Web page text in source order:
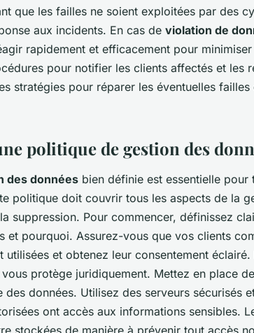
que les failles ne soient exploitées par des
aux incidents. En cas de violation de
rapidement et efficacement pour
pour notifier les clients affectés et les
stratégies pour réparer les éventuelles failles
politique de gestion des
des données bien définie est essentielle pour
politique doit couvrir tous les aspects de la
suppression. Pour commencer, définissez
et pourquoi. Assurez-vous que vos clients
utilisées et obtenez leur consentement
protège juridiquement. Mettez en place
données. Utilisez des serveurs sécurisés
ont accès aux informations sensibles.
stockées de manière à prévenir tout accès